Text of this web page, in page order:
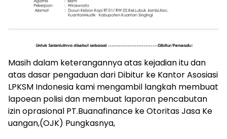
Masih dalam keterangannya atas kejadian itu dan
atas dasar pengaduan dari Dibitur ke Kantor Asosiasi
LPKSM Indonesia kami mengambil langkah membuat
lapoean polisi dan membuat laporan pencabutan
izin oprasional PT.Buanafinance ke Otoritas Jasa Ke
uangan,(OJK) Pungkasnya,